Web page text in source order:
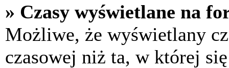
» Czasy wyświetlane na
Możliwe, że wyświetlany
czasowej niż ta, w której